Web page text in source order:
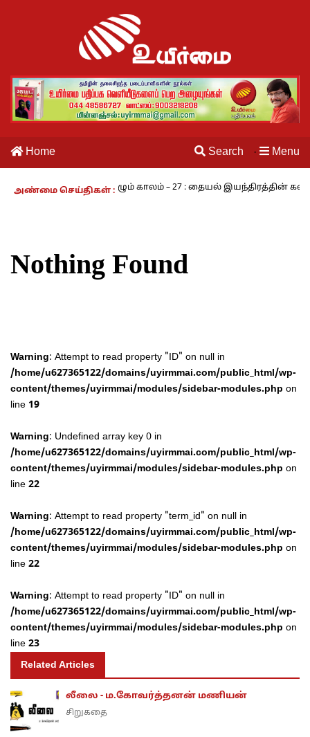
Home Search · Menu
அண்மை செய்திகள் :நாம் வாழும் காலம் – 27 : தையல் இயந்திரத்தின்
Nothing Found
Warning: Attempt to read property "ID" on null in
/home/u627365122/domains/uyirmmai.com/public_html/wp-
content/themes/uyirmmai/modules/sidebar-modules.php on
line 19
Warning: Undefined array key 0 in
/home/u627365122/domains/uyirmmai.com/public_html/wp-
content/themes/uyirmmai/modules/sidebar-modules.php on
line 22
Warning: Attempt to read property "term_id" on null in
/home/u627365122/domains/uyirmmai.com/public_html/wp-
content/themes/uyirmmai/modules/sidebar-modules.php on
line 22
Warning: Attempt to read property "ID" on null in
/home/u627365122/domains/uyirmmai.com/public_html/wp-
content/themes/uyirmmai/modules/sidebar-modules.php on
line 23
Related Articles
லீலை - ம.கோவர்த்தனன் மணியன்
சிறுகதை